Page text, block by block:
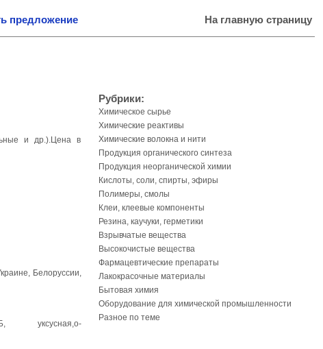
предложение На главную страницу
и др.).Цена в
Белоруссии,
Б, уксусная,о-
Рубрики:
Химическое сырье
Химические реактивы
Химические волокна и нити
Продукция органического синтеза
Продукция неорганической химии
Кислоты, соли, спирты, эфиры
Полимеры, смолы
Клеи, клеевые компоненты
Резина, каучуки, герметики
Взрывчатые вещества
Высокочистые вещества
Фармацевтические препараты
Лакокрасочные материалы
Бытовая химия
Оборудование для химической промышленности
Разное по теме